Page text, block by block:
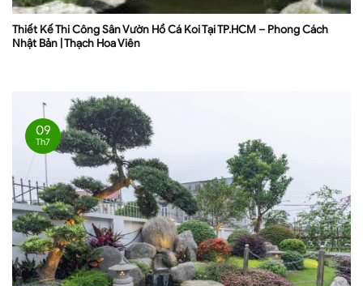
Thiết Kế Thi Công Sân Vườn Hồ Cá Koi Tại TP.HCM – Phong Cách
Nhật Bản | Thạch Hoa Viên
09
Th7